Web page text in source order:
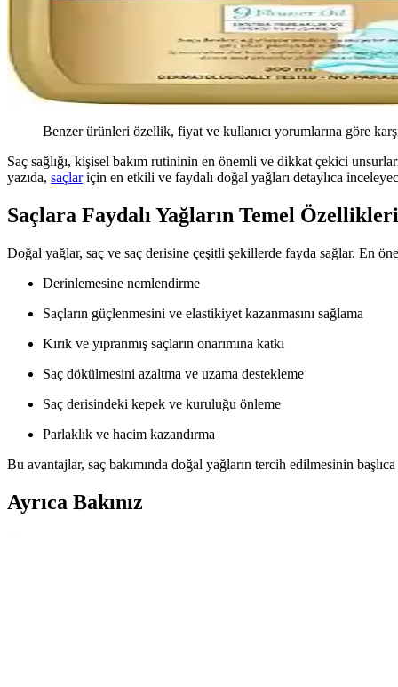
Benzer ürünleri özellik, fiyat ve kullanıcı yorumlarına göre
Saç sağlığı, kişisel bakım rutininin en önemli ve dikkat çekici
yazıda, saçlariçin en etkili ve faydalı doğal yağları detaylıca
Saçlara Faydalı Yağların Temel Özellikleri
Doğal yağlar, saç ve saç derisine çeşitli şekillerde fayda sağlar. En
Derinlemesine nemlendirme
Saçların güçlenmesini ve elastikiyet kazanmasını sağlama
Kırık ve yıpranmış saçların onarımına katkı
Saç dökülmesini azaltma ve uzama destekleme
Saç derisindeki kepek ve kuruluğu önleme
Parlaklık ve hacim kazandırma
Bu avantajlar, saç bakımında doğal yağların tercih edilmesinin
Ayrıca Bakınız
Farmasi'nin doğal içeriklerle formüle ettiği bu diş macunu, misvak